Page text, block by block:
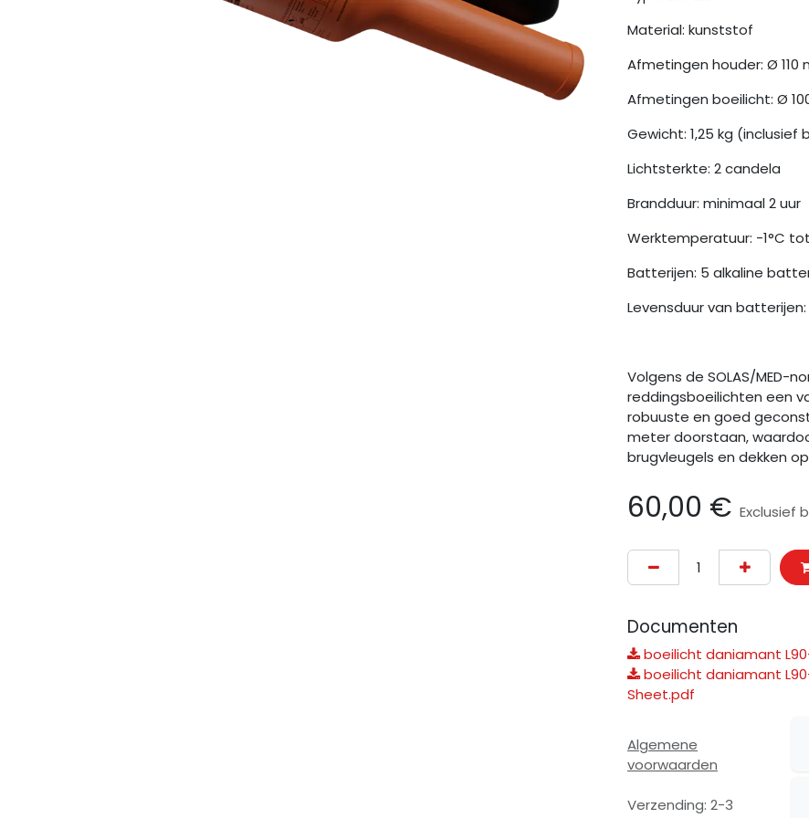
Material: kunststof
Afmetingen houder: Ø 110
Afmetingen boeilicht: Ø
Gewicht: 1,25 kg (inclusief
Lichtsterkte: 2 candela
Brandduur: minimaal 2 uur
Werktemperatuur: -1°C
Batterijen: 5 alkaline
Levensduur van
Volgens de SOLAS/MED-
reddingsboeilichten een
robuuste en goed
meter doorstaan,
brugvleugels en dekken
60,00 € Exclusief
Documenten
boeilicht daniamant
boeilicht daniamant
Sheet.pdf
Algemene
voorwaarden
Verzending: 2-3